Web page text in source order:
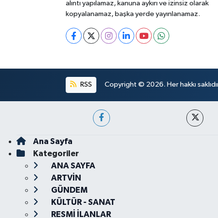
alıntı yapılamaz, kanuna aykırı ve izinsiz olarak
kopyalanamaz, başka yerde yayınlanamaz.
RSS Copyright © 2026. Her hakkı
Ana Sayfa
Kategoriler
ANA SAYFA
ARTVİN
GÜNDEM
KÜLTÜR - SANAT
RESMİ İLANLAR